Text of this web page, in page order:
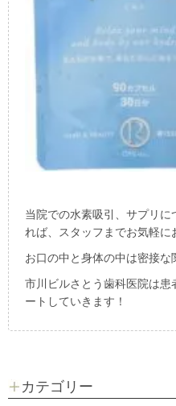
当院での水素吸引、サプリ
れば、スタッフまでお気軽に
お口の中と身体の中は密接な
市川ビルさとう歯科医院は
ートしていきます！
カテゴリー